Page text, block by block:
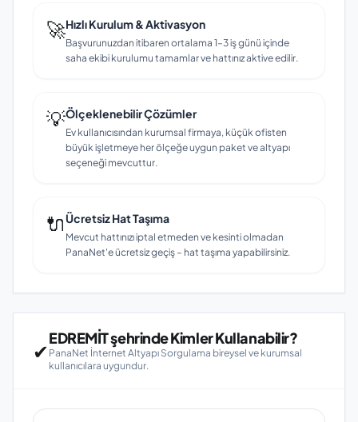
🚀Hızlı Kurulum & Aktivasyon
Başvurunuzdan itibaren ortalama 1–3 iş günü içinde
saha ekibi kurulumu tamamlar ve hattınız aktive edilir.
💡Ölçeklenebilir Çözümler
Ev kullanıcısından kurumsal firmaya, küçük ofisten
büyük işletmeye her ölçeğe uygun paket ve altyapı
seçeneği mevcuttur.
🔌Ücretsiz Hat Taşıma
Mevcut hattınızı iptal etmeden ve kesinti olmadan
PanaNet'e ücretsiz geçiş – hat taşıma yapabilirsiniz.
✔
EDREMİT şehrinde Kimler Kullanabilir?
PanaNet İnternet Altyapı Sorgulama bireysel ve kurumsal
kullanıcılara uygundur.